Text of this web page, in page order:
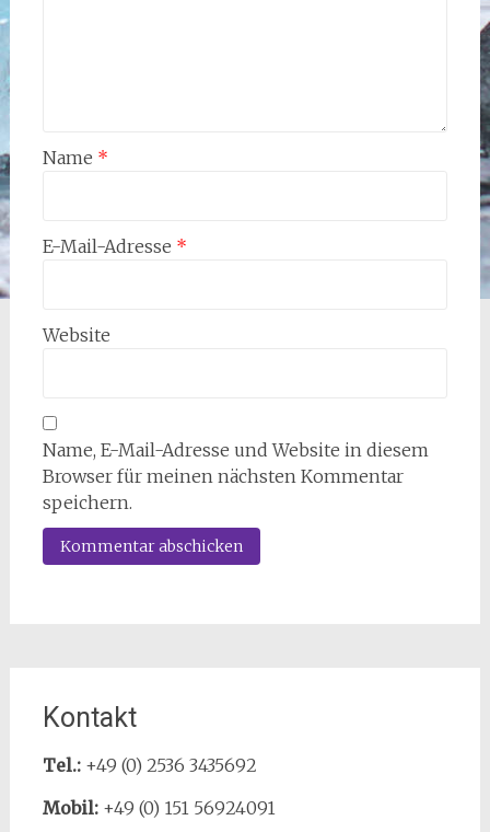
Name *
E-Mail-Adresse *
Website
Name, E-Mail-Adresse und Website in diesem
Browser für meinen nächsten Kommentar
speichern.
Kontakt
Tel.:+49 (0) 2536 3435692
Mobil:+49 (0) 151 56924091